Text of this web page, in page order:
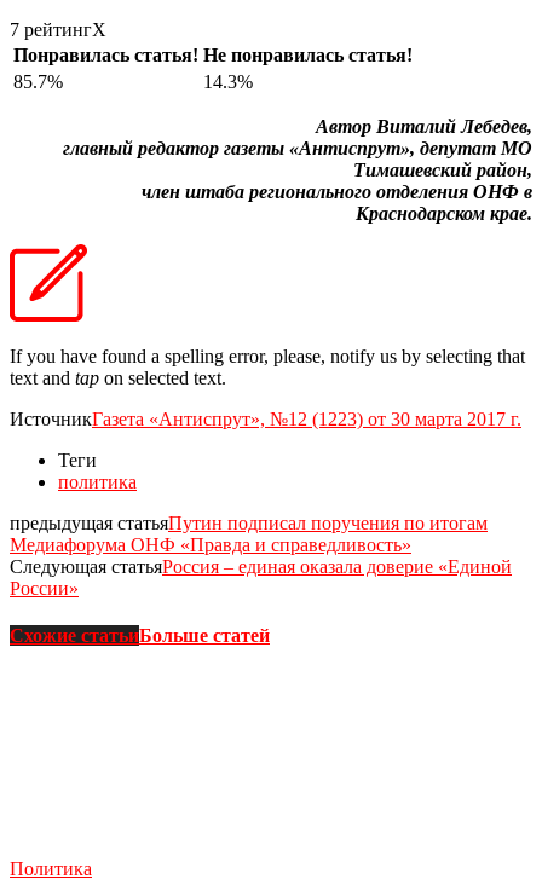
7 рейтингX
Понравилась статья! Не понравилась статья!
85.7%
14.3%
Автор Виталий Лебедев,
главный редактор газеты «Антиспрут», депутат МО
Тимашевский район,
член штаба регионального отделения ОНФ в
Краснодарском крае.
If you have found a spelling error, please, notify us by selecting that
text and tap on selected text.
ИсточникГазета «Антиспрут», №12 (1223) от 30 марта 2017 г.
Теги
политика
предыдущая статьяПутин подписал поручения по итогам
Медиафорума ОНФ «Правда и справедливость»
Следующая статьяРоссия – единая оказала доверие «Единой
России»
Схожие статьиБольше статей
Политика